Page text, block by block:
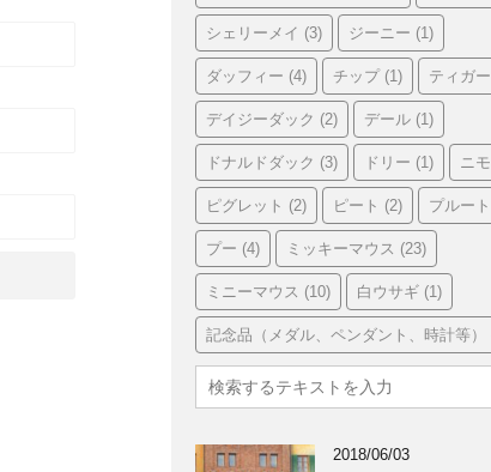
シェリーメイ (3) ジーニー (1)
ダッフィー (4) チップ(1) ティガー
デイジーダック (2) デール (1)
ドナルドダック (3) ドリー (1) ニモ
ピグレット (2) ピート (2) プルート
プー (4) ミッキーマウス (23)
ミニーマウス (10) 白ウサギ (1)
記念品（メダル、ペンダント、時計等）
2018/06/03